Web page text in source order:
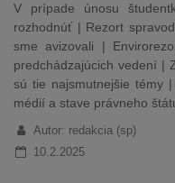
V prípade únosu
rozhodnúť | Rezort
sme avizovali |
predchádzajúcich vedení |
sú tie najsmutnejšie témy
médií a stave právneho
Autor: redakcia (sp)
10.2.2025